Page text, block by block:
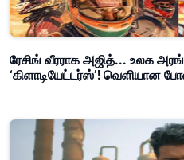
ரேசிங் வீரராக அஜித்... உலக
‘கிளாடியேட்டர்ஸ்’! வெளியான